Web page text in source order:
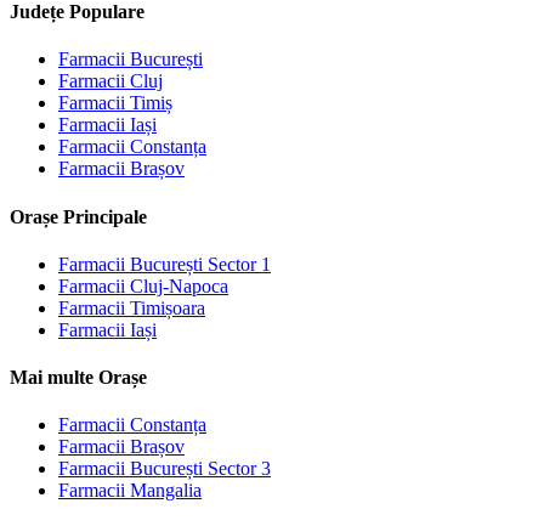
Județe Populare
Farmacii București
Farmacii Cluj
Farmacii Timiș
Farmacii Iași
Farmacii Constanța
Farmacii Brașov
Orașe Principale
Farmacii București Sector 1
Farmacii Cluj-Napoca
Farmacii Timișoara
Farmacii Iași
Mai multe Orașe
Farmacii Constanța
Farmacii Brașov
Farmacii București Sector 3
Farmacii Mangalia